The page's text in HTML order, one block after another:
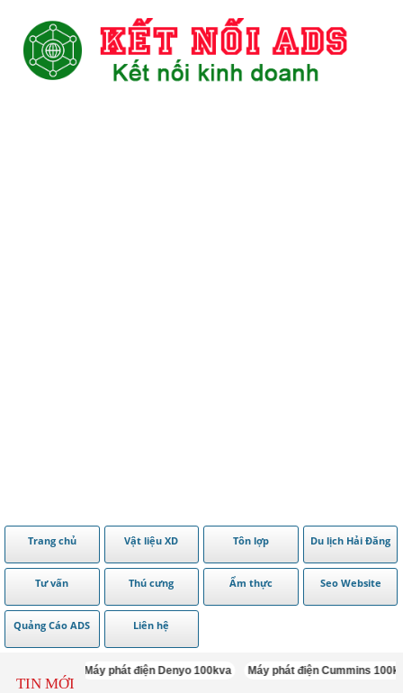
Trang chủ Vật liệu XD Tôn lợp Du lịch Hải Đăng
Tư vấn Thú cưng Ẩm thực Seo Website
Quảng Cáo ADS Liên hệ
TIN MỚI
Máy phát điện Denyo 100kva Máy phát điện Cummins 100kva